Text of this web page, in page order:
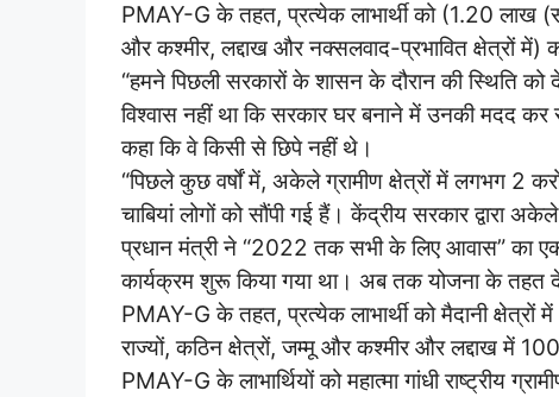
PMAY-G के तहत, प्रत्येक लाभार्थी को (1.20 लाख
और कश्मीर, लद्दाख और नक्सलवाद-प्रभावित क्षेत्रों में)
“हमने पिछली सरकारों के शासन के दौरान की स्थिति
विश्वास नहीं था कि सरकार घर बनाने में उनकी मदद
कहा कि वे किसी से छिपे नहीं थे।
“पिछले कुछ वर्षों में, अकेले ग्रामीण क्षेत्रों में लगभग 2
चाबियां लोगों को सौंपी गई हैं। केंद्रीय सरकार द्वारा
प्रधान मंत्री ने “2022 तक सभी के लिए आवास” का
कार्यक्रम शुरू किया गया था। अब तक योजना के
PMAY-G के तहत, प्रत्येक लाभार्थी को मैदानी
राज्यों, कठिन क्षेत्रों, जम्मू और कश्मीर और लद्दाख में
PMAY-G के लाभार्थियों को महात्मा गांधी राष्ट्रीय